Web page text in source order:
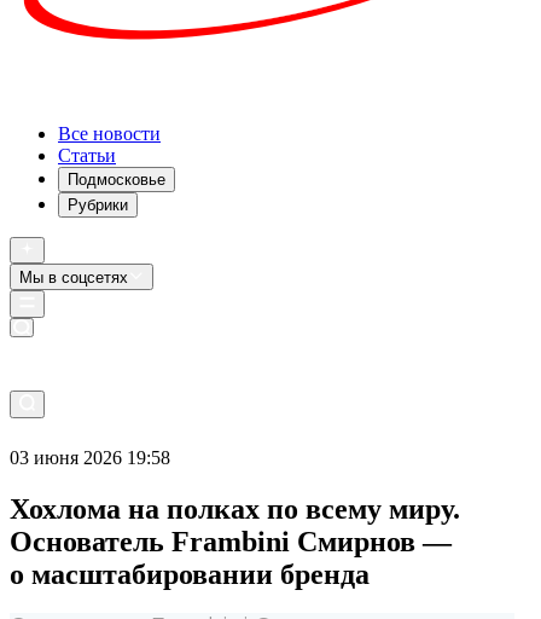
Все новости
Статьи
Подмосковье
Рубрики
Мы в соцсетях
03 июня 2026 19:58
Хохлома на полках по всему миру.
Основатель Frambini Смирнов —
о масштабировании бренда